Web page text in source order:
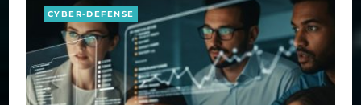
CYBER-DEFENSE